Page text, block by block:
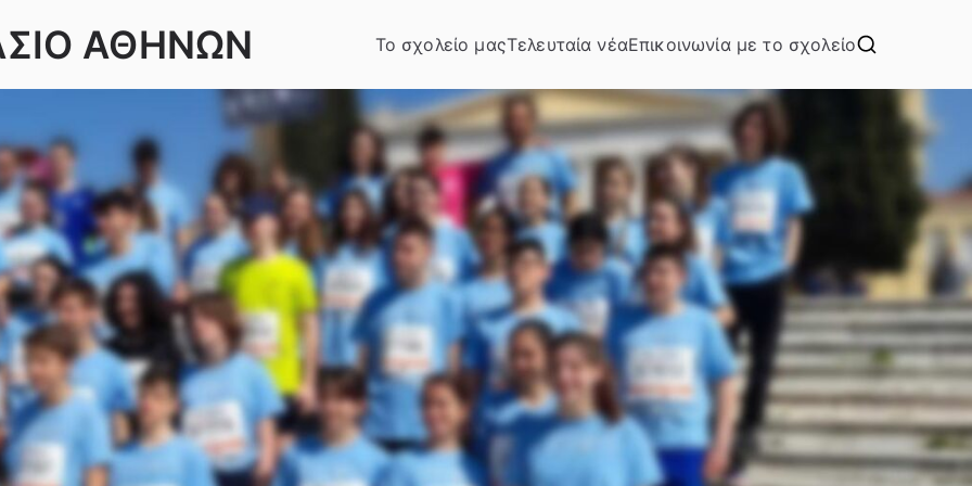
ΑΘΗΝΩΝ Το σχολείο μαςΤελευταία νέαΕπικοινωνία με το σχολείο